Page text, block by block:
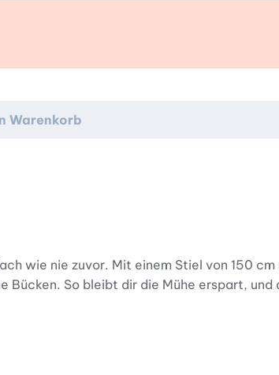
Warenkorb
wie nie zuvor. Mit einem Stiel von 150
So bleibt dir die Mühe erspart,